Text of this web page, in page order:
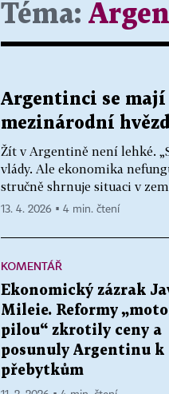
Téma:
Argentinci se
mezinárodní
Žít v Argentině není lehké.
vlády. Ale ekonomika
stručně shrnuje situaci v
13. 4. 2026 ▪ 4 min. čtení
KOMENTÁŘ
Ekonomický zázrak
Mileie. Reformy
pilou“ zkrotily ceny a
posunuly Argentinu k
přebytkům